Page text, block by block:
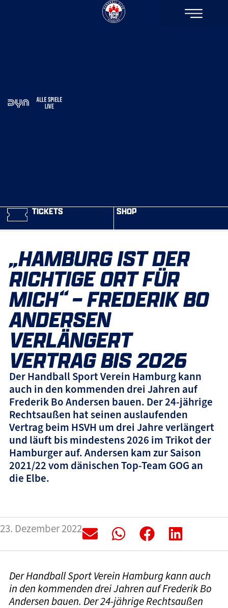
TICKETS SHOP
„HAMBURG IST DER
RICHTIGE ORT FÜR
MICH“ – FREDERIK BO
ANDERSEN
VERLÄNGERT
VERTRAG BIS 2026
Der Handball Sport Verein Hamburg kann
auch in den kommenden drei Jahren auf
Frederik Bo Andersen bauen. Der 24-jährige
Rechtsaußen hat seinen auslaufenden
Vertrag beim HSVH um drei Jahre verlängert
und läuft bis mindestens 2026 im Trikot der
Hamburger auf. Andersen kam zur Saison
2021/22 vom dänischen Top-Team GOG an
die Elbe.
23. Dezember 2022
Der Handball Sport Verein Hamburg kann auch
in den kommenden drei Jahren auf Frederik Bo
Andersen bauen. Der 24-jährige Rechtsaußen